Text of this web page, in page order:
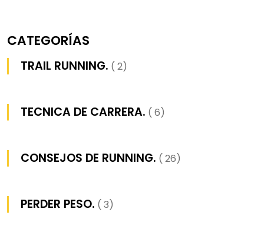
CATEGORÍAS
TRAIL RUNNING. ( 2)
TECNICA DE CARRERA. ( 6)
CONSEJOS DE RUNNING. ( 26)
PERDER PESO. ( 3)